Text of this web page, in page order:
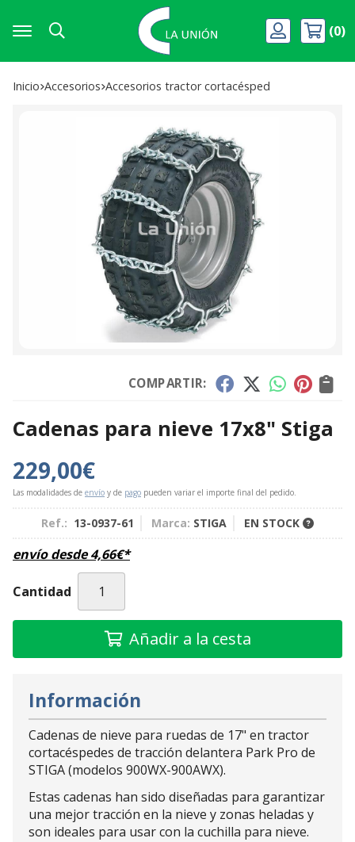
Buscar
0
Inicio accesorios accesorios tractor cortacésped
COMPARTIR:
Cadenas para nieve 17x8" Stiga
229,00€
Las modalidades de envío y de pago pueden variar el importe final del pedido.
Ref.: 13-0937-61 Marca: STIGA EN STOCK
envío desde4,66€*
Cantidad
Añadir a la cesta
Información
Cadenas de nieve para ruedas de 17" en tractor
cortacéspedes de tracción delantera Park Pro de
STIGA (modelos 900WX-900AWX).
Estas cadenas han sido diseñadas para garantizar
una mejor tracción en la nieve y zonas heladas y
son ideales para usar con la cuchilla para nieve.